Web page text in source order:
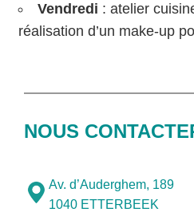
Vendredi : atelier
réalisation d’un make-up
NOUS
Av. d’Auderghem, 189
1040 ETTERBEEK